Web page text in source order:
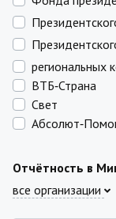
региональных
ВТБ‑Страна
Свет
Отчётность в
все организации